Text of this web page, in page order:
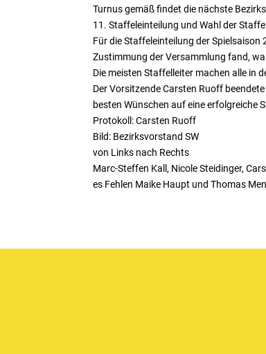
Turnus gemäß findet die nächste
11. Staffeleinteilung und Wahl der
Für die Staffeleinteilung der
Zustimmung der Versammlung fand,
Die meisten Staffelleiter machen alle in
Der Vorsitzende Carsten Ruoff
besten Wünschen auf eine erfolgreiche
Protokoll: Carsten Ruoff
Bild: Bezirksvorstand SW
von Links nach Rechts
Marc-Steffen Kall, Nicole Steidinger,
es Fehlen Maike Haupt und Thomas